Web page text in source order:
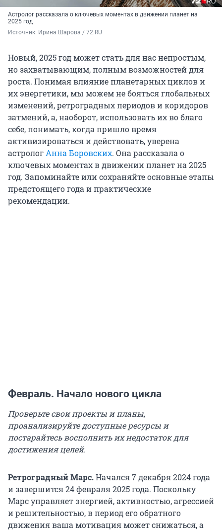
Астролог рассказала о ключевых моментах в движении планет на
2025 год
Источник: Ирина Шарова / 72.RU
Новый, 2025 год может стать для нас непростым,
но захватывающим, полным возможностей для
роста. Понимая влияние планетарных циклов и
их энергетики, мы можем не бояться глобальных
изменений, ретроградных периодов и коридоров
затмений, а, наоборот, использовать их во благо
себе, понимать, когда пришло время
активизироваться и действовать, уверена
астрологАнна Боровских. Она рассказала о
ключевых моментах в движении планет на 2025
год. Запоминайте или сохраняйте основные этапы
предстоящего года и практические
рекомендации.
Февраль. Начало нового цикла
Проверьте свои проекты и планы,
проанализируйте доступные ресурсы и
постарайтесь восполнить их недостаток для
достижения целей.
Ретроградный Марс.Начался 7 декабря 2024 года
и завершится 24 февраля 2025 года. Поскольку
Марс управляет энергией, активностью, агрессией
и решительностью, в период его обратного
движения ваша мотивация может снижаться, а